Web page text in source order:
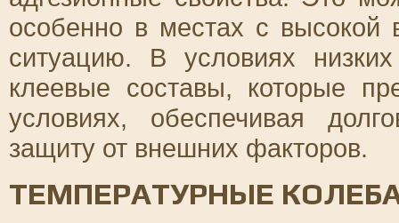
особенно в местах с высокой
ситуацию. В условиях
клеевые составы, которые
условиях, обеспечивая
защиту от внешних факторов.
ТЕМПЕРАТУРНЫЕ